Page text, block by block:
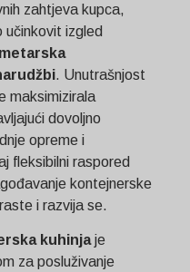
zahtjeva kupca,
učinkovit izgled
. Unutrašnjost
maksimizirala
dovoljno
opreme i
fleksibilni raspored
kontejnerske
i razvija se.
kuhinjaje
za posluživanje